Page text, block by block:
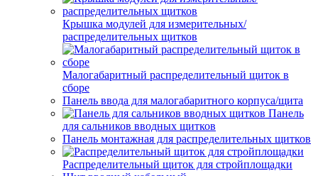
Крышка модулей для измерительных/
распределительных щитков
Малогабаритный распределительный щиток в
сборе
Панель ввода для малогабаритного корпуса/щита
Панель
для сальников вводных щитков
Панель монтажная для распределительных щитков
Распределительный щиток для стройплощадки